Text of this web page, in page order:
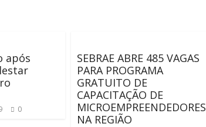
após
0
SEBRAE ABRE 485 VAGAS
PARA PROGRAMA
GRATUITO DE
CAPACITAÇÃO DE
MICROEMPREENDEDORES
NA REGIÃO